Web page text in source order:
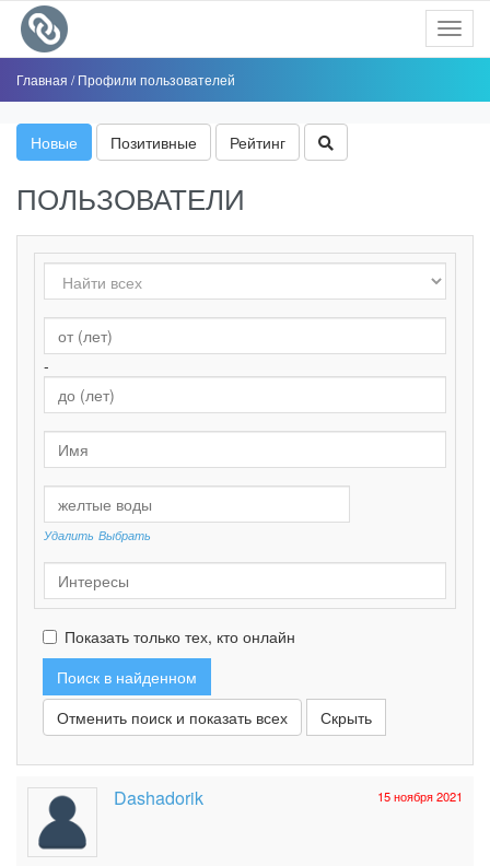
Главная /Профили пользователей
Новые Позитивные Рейтинг
ПОЛЬЗОВАТЕЛИ
-
Удалить Выбрать
Показать только тех, кто онлайн
Отменить поиск и показать всех
15 ноября 2021
Dashadorik